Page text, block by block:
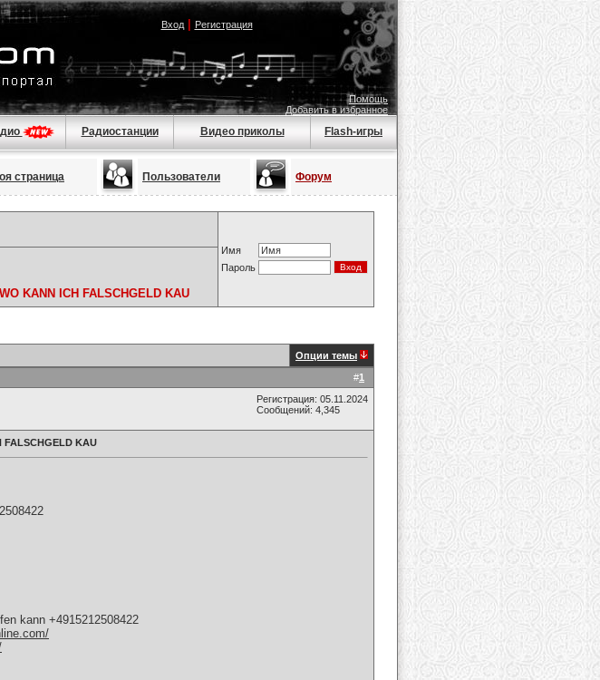
Вход| Регистрация
Помощь
Добавить в избранное
Радиостанции Видео приколы Flash-игры
страница Пользователи Форум
Имя
Пароль
KANN ICH FALSCHGELD KAU
Опции темы
#1
Регистрация: 05.11.2024
Сообщений: 4,345
KAU
kann +4915212508422